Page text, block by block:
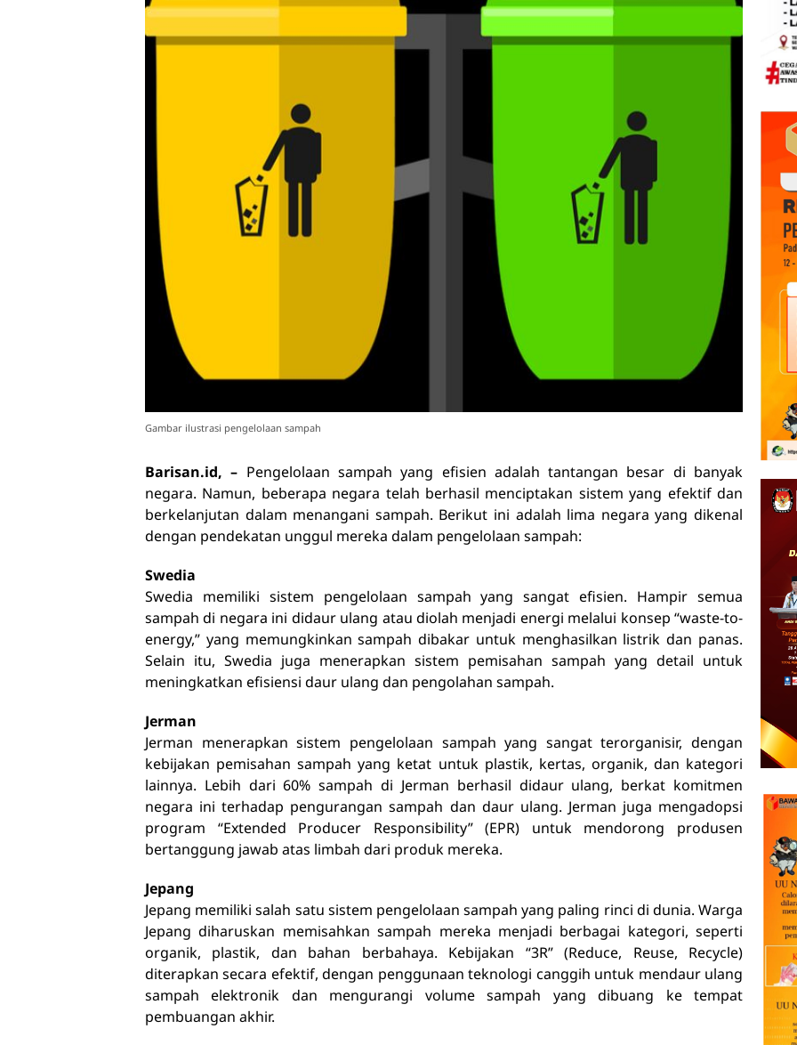
Gambar ilustrasi pengelolaan sampah
Barisan.id, – Pengelolaan sampah yang efisien adalah tantangan besar di banyak
negara. Namun, beberapa negara telah berhasil menciptakan sistem yang efektif dan
berkelanjutan dalam menangani sampah. Berikut ini adalah lima negara yang dikenal
dengan pendekatan unggul mereka dalam pengelolaan sampah:
Swedia
Swedia memiliki sistem pengelolaan sampah yang sangat efisien. Hampir semua
sampah di negara ini didaur ulang atau diolah menjadi energi melalui konsep “waste-to-
energy,” yang memungkinkan sampah dibakar untuk menghasilkan listrik dan panas.
Selain itu, Swedia juga menerapkan sistem pemisahan sampah yang detail untuk
meningkatkan efisiensi daur ulang dan pengolahan sampah.
Jerman
Jerman menerapkan sistem pengelolaan sampah yang sangat terorganisir, dengan
kebijakan pemisahan sampah yang ketat untuk plastik, kertas, organik, dan kategori
lainnya. Lebih dari 60% sampah di Jerman berhasil didaur ulang, berkat komitmen
negara ini terhadap pengurangan sampah dan daur ulang. Jerman juga mengadopsi
program “Extended Producer Responsibility” (EPR) untuk mendorong produsen
bertanggung jawab atas limbah dari produk mereka.
Jepang
Jepang memiliki salah satu sistem pengelolaan sampah yang paling rinci di dunia. Warga
Jepang diharuskan memisahkan sampah mereka menjadi berbagai kategori, seperti
organik, plastik, dan bahan berbahaya. Kebijakan “3R” (Reduce, Reuse, Recycle)
diterapkan secara efektif, dengan penggunaan teknologi canggih untuk mendaur ulang
sampah elektronik dan mengurangi volume sampah yang dibuang ke tempat
pembuangan akhir.